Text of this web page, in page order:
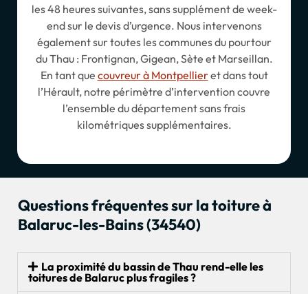
les 48 heures suivantes, sans supplément de week-
end sur le devis d’urgence. Nous intervenons
également sur toutes les communes du pourtour
du Thau : Frontignan, Gigean, Sète et Marseillan.
En tant que couvreur à Montpellieret dans tout
l’Hérault, notre périmètre d’intervention couvre
l’ensemble du département sans frais
kilométriques supplémentaires.
Questions fréquentes sur la toiture à
Balaruc-les-Bains (34540)
La proximité du bassin de Thau rend-elle les
toitures de Balaruc plus fragiles ?